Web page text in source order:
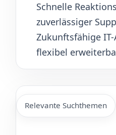
Schnelle
zuverlässiger
Zukunftsfähige
flexibel
Relevante Suchthemen